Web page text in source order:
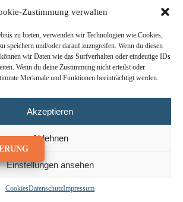
Zustimmung verwalten
zu bieten, verwenden wir Technologien wie Cookies,
speichern und/oder darauf zuzugreifen. Wenn du diesen
wir Daten wie das Surfverhalten oder eindeutige IDs
Wenn du deine Zustimmung nicht erteilst oder
Merkmale und Funktionen beeinträchtigt werden.
Akzeptieren
Ablehnen
Einstellungen ansehen
CookiesDatenschutzImpressum
10
anmelden
erhalten